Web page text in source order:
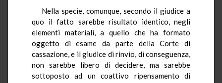
Nella specie, comunque, secondo il giudice a
quo il fatto sarebbe risultato identico, negli
elementi materiali, a quello che ha formato
oggetto di esame da parte della Corte di
cassazione, e il giudice di rinvio, di conseguenza,
non sarebbe libero di decidere, ma sarebbe
sottoposto ad un coattivo ripensamento di